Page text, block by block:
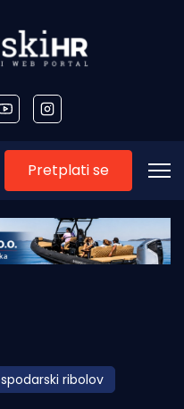
Pretplati se
ribolov